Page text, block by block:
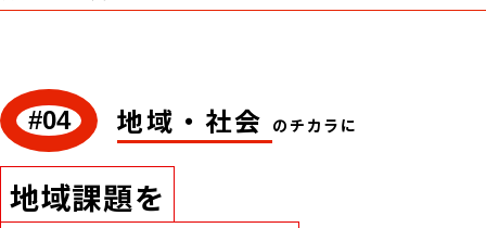
#04 地域・社会 のチカラに
地域課題を